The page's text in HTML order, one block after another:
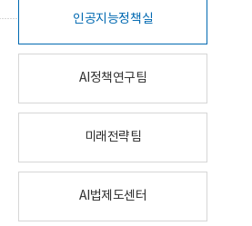
인공지능정책실
AI정책연구팀
미래전략팀
AI법제도센터